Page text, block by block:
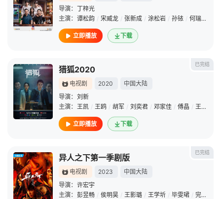
导演： 丁梓光
主演： 谭松韵 / 宋威龙 / 张新成 / 涂松岩 / 孙铱 / 何瑞贤
立即播放 下载
已完结
猎狐2020
电视剧 2020
中国大陆
导演： 刘新
主演： 王凯 / 王鸥 / 胡军 / 刘奕君 / 邓家佳 / 傅晶 / 王同辉
立即播放 下载
已完结
异人之下第一季剧版
电视剧 2023
中国大陆
导演： 许宏宇
主演： 彭昱畅 / 侯明昊 / 王影璐 / 王学圻 / 毕雯珺 / 完颜洛绒